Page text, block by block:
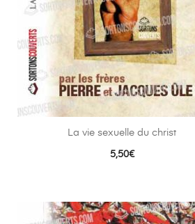
La vie sexuelle du christ
5,50€